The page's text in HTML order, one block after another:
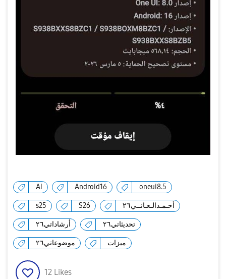
AI Android16 oneui8.5
s25 S26 أحـمـدالـعـانــي٢٦
أرشاداتي٢٦ تحديثاتي٢٦
موضوعاتي٢٦ ميزات
12 Likes